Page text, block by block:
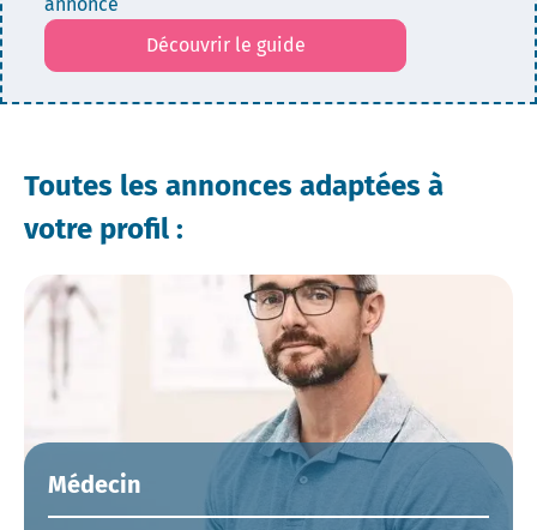
Découvrir le guide
Toutes les annonces adaptées à
votre profil :
Médecin